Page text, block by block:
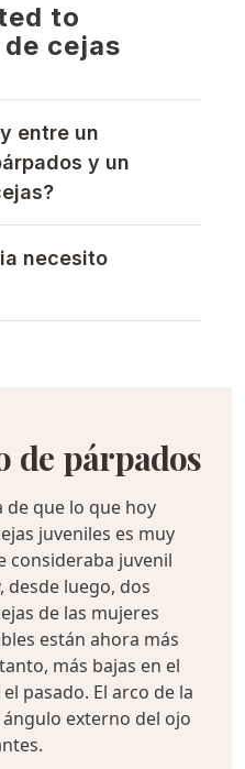
to
cejas
entre un
y un
necesito
de párpados
de que lo que hoy
juveniles es muy
consideraba juvenil
desde luego, dos
de las mujeres
están ahora más
más bajas en el
pasado. El arco de la
externo del ojo